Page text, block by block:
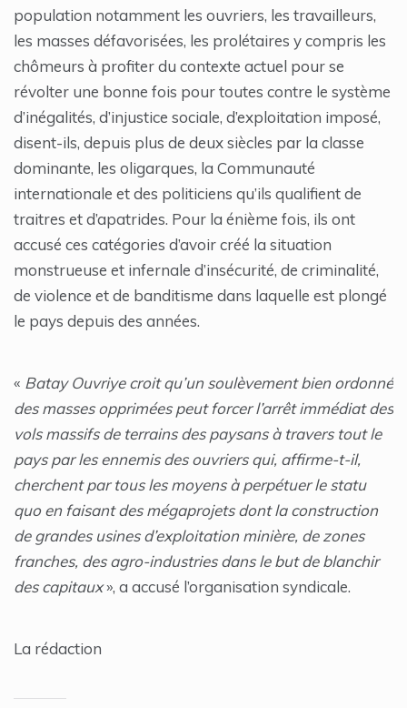
population notamment les ouvriers, les travailleurs,
les masses défavorisées, les prolétaires y compris les
chômeurs à profiter du contexte actuel pour se
révolter une bonne fois pour toutes contre le système
d’inégalités, d’injustice sociale, d’exploitation imposé,
disent-ils, depuis plus de deux siècles par la classe
dominante, les oligarques, la Communauté
internationale et des politiciens qu’ils qualifient de
traitres et d’apatrides. Pour la énième fois, ils ont
accusé ces catégories d’avoir créé la situation
monstrueuse et infernale d’insécurité, de criminalité,
de violence et de banditisme dans laquelle est plongé
le pays depuis des années.
« Batay Ouvriye croit qu’un soulèvement bien ordonné
des masses opprimées peut forcer l’arrêt immédiat des
vols massifs de terrains des paysans à travers tout le
pays par les ennemis des ouvriers qui, affirme-t-il,
cherchent par tous les moyens à perpétuer le statu
quo en faisant des mégaprojets dont la construction
de grandes usines d’exploitation minière, de zones
franches, des agro-industries dans le but de blanchir
des capitaux», a accusé l’organisation syndicale.
La rédaction